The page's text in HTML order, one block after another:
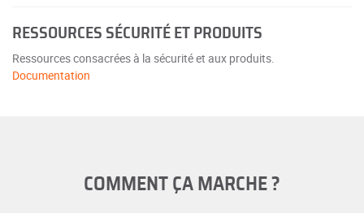
RESSOURCES SÉCURITÉ ET PRODUITS
Ressources consacrées à la sécurité et aux produits.
Documentation
COMMENT ÇA MARCHE ?